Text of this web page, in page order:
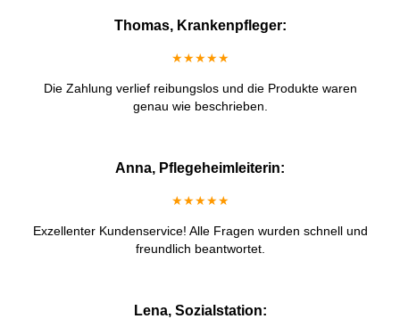
Thomas, Krankenpfleger:
★★★★★
Die Zahlung verlief reibungslos und die Produkte waren
genau wie beschrieben.
Anna, Pflegeheimleiterin:
★★★★★
Exzellenter Kundenservice! Alle Fragen wurden schnell und
freundlich beantwortet.
Lena, Sozialstation: